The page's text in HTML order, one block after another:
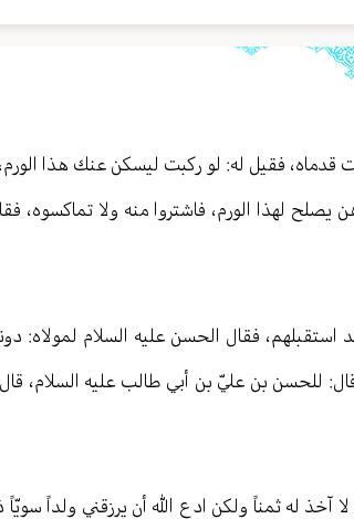
قدماه، فقيل له: لو ركبت ليسكن عنك هذا
يصلح لهذا الورم، فاشتروا منه ولا تماكسوه،
قد استقبلهم، فقال الحسن عليه السلام لمولاه:
للحسن بن عليّ بن أبي طالب عليه السلام،
آخذ له ثمناً ولكن ادع الله أن يرزقني ولداً